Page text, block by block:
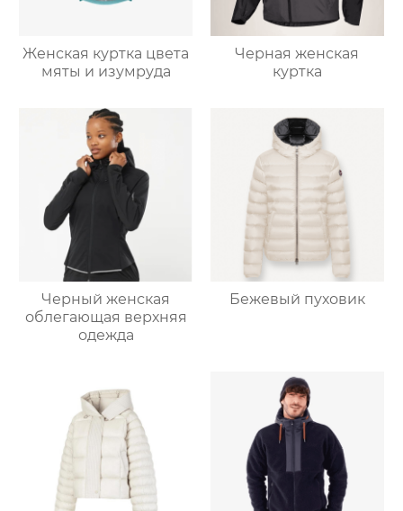
Женская куртка цвета
мяты и изумруда
Черная женская
куртка
Черный женская
облегающая верхняя
одежда
Бежевый пуховик